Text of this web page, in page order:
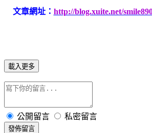
文章網址： http://blog.xuite.net/
載入更多
公開留言 私密留言
發佈留言